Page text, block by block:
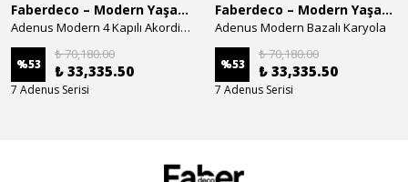
Faberdeco – Modern Yaşam Alanları İçin Özel Tasarım Mobilyalar
Adenus Modern 4 Kapılı Akordion Dolap
%53
₺ 70,180.00
₺ 33,335.50
7 Adenus Serisi
Faberdeco – Modern Yaşam Alanları İçin Özel Tasarım Mobilyalar
Adenus Modern Bazalı Karyola
%53
₺ 70,180.00
₺ 33,335.50
7 Adenus Serisi